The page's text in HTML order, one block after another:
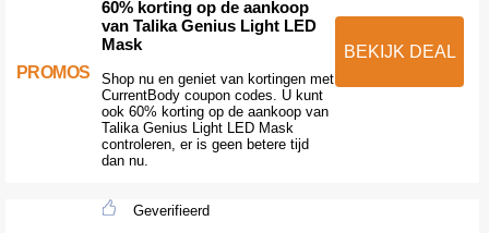
PROMOS
60% korting op de aankoop
van Talika Genius Light LED
Mask
Shop nu en geniet van kortingen met
CurrentBody coupon codes. U kunt
ook 60% korting op de aankoop van
Talika Genius Light LED Mask
controleren, er is geen betere tijd
dan nu.
BEKIJK DEAL
Geverifieerd